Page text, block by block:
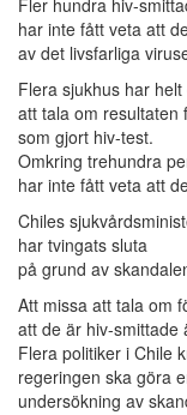
Fler hundra hiv-
har inte fått veta att
av det livsfarliga
Flera sjukhus har
att tala om resultaten
som gjort hiv-test.
Omkring trehundra
har inte fått veta att
Chiles
har tvingats sluta
på grund av
Att missa att tala om
att de är hiv-smittade
Flera politiker i Chile
regeringen ska göra
undersökning av